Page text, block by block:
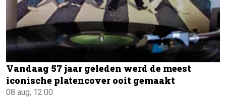
Vandaag 57 jaar geleden werd de meest
iconische platencover ooit gemaakt
08 aug, 12:00